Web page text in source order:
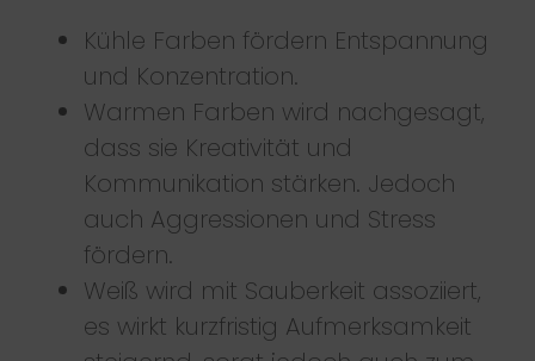
Kühle Farben fördern Entspannung
und Konzentration.
Warmen Farben wird nachgesagt,
dass sie Kreativität und
Kommunikation stärken. Jedoch
auch Aggressionen und Stress
fördern.
Weiß wird mit Sauberkeit assoziiert,
es wirkt kurzfristig Aufmerksamkeit